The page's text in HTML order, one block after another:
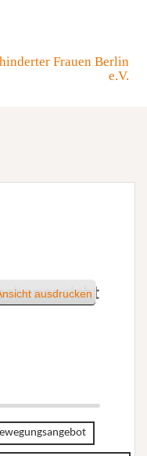
Frauen Berlin
e.V.
ausdrucken